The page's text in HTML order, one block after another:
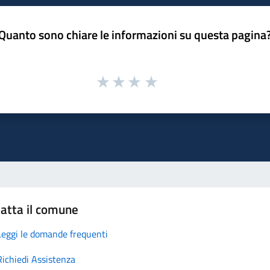
sono chiare le informazioni su questa
il comune
le domande frequenti
Assistenza